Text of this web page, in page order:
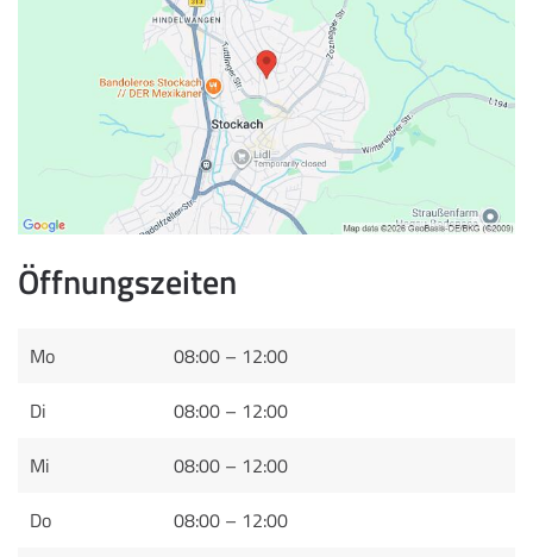
Öffnungszeiten
Mo
08:00 – 12:00
Di
08:00 – 12:00
Mi
08:00 – 12:00
Do
08:00 – 12:00